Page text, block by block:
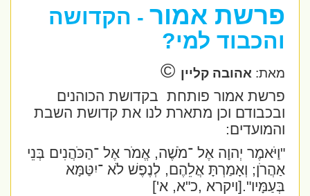
פרשת אמור-הקדושה
והכבוד למי?
מאת:אהובה קליין©
פרשת אמור פותחת בקדושת הכוהנים
ובכבודם וכן מתארת לנו את קדושת השבת
והמועדים:
"וַיֹּאמֶר יְהוָה אֶל ־מֹשֶׁה, אֱמֹר אֶל ־הַכֹּהֲנִים בְּנֵי
אַהֲרֹן; וְאָמַרְתָּ אֲלֵהֶם, לְנֶפֶשׁ לֹא ־יִטַּמָּא
בְּעַמָּיו".[ויקרא ,כ"א, א']